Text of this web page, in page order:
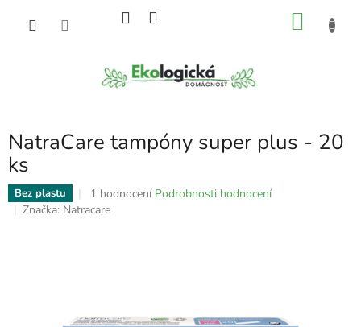
NatraCare tampóny super plus - 20
ks
Bez plastu
Průměrné
hodnocení
1 hodnocení Podrobnosti hodnocení
Značka: Natracare